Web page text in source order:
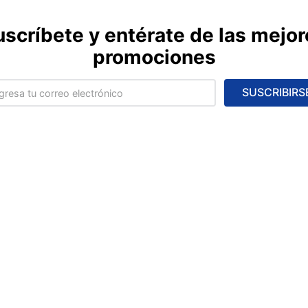
y entérate de las
promociones